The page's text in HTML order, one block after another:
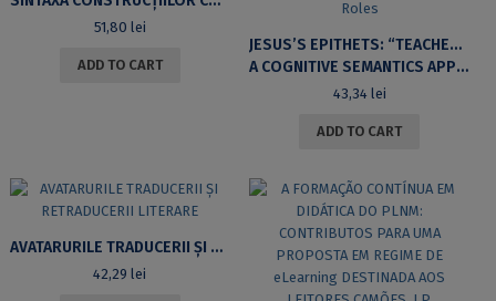
51,80 lei
ADD TO CART
JESUS’S EPITHETS: “TEACHER” AND “PROPHET”
A COGNITIVE SEMANTICS APPROACH TO SOCIAL ROLES
43,34 lei
ADD TO CART
AVATARURILE TRADUCERII ȘI RETRADUCERII LITERARE
42,29lei